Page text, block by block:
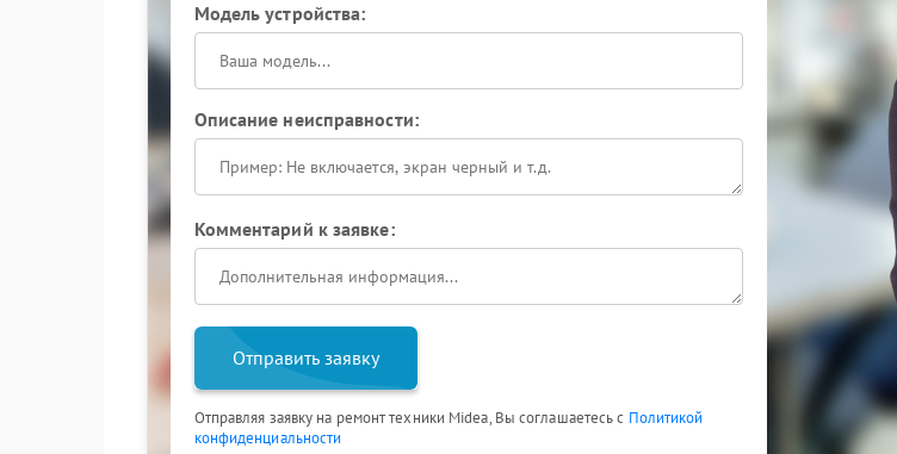
Модель устройства:
Описание неисправности:
Комментарий к заявке:
Отправить заявку
Отправляя заявку на ремонт техники Midea, Вы соглашаетесь с Политикой
конфиденциальности